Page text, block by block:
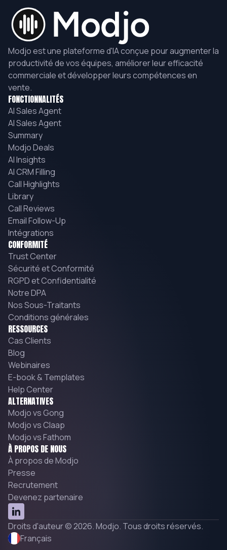
Modjo est une plateforme d'IA conçue pour augmenter la
productivité de vos équipes, améliorer leur efficacité
commerciale et développer leurs compétences en
vente.
FONCTIONNALITÉS
AI Sales Agent
AI Sales Agent
Summary
Modjo Deals
AI Insights
AI CRM Filling
Call Highlights
Library
Call Reviews
Email Follow-Up
Intégrations
CONFORMITÉ
Trust Center
Sécurité et Conformité
RGPD et Confidentialité
Notre DPA
Nos Sous-Traitants
Conditions générales
RESSOURCES
Cas Clients
Blog
Webinaires
E-book & Templates
Help Center
ALTERNATIVES
Modjo vs Gong
Modjo vs Claap
Modjo vs Fathom
À PROPOS DE NOUS
À propos de Modjo
Presse
Recrutement
Devenez partenaire
Droits d'auteur © 2026. Modjo. Tous droits réservés.
Français